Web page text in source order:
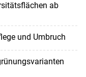
ab
und Umbruch